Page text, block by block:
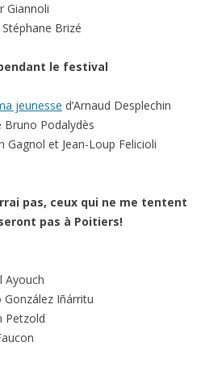
Giannoli
Stéphane Brizé
le festival
jeunesse d’Arnaud Desplechin
Bruno Podalydès
Gagnol et Jean-Loup Felicioli
pas, ceux qui ne me tentent
pas à Poitiers!
Ayouch
González Iñárritu
Petzold